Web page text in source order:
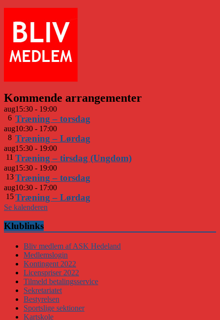
Kommende arrangementer
aug
6
15:30 - 19:00
Træning – torsdag
aug
8
10:30 - 17:00
Træning – Lørdag
aug
11
15:30 - 19:00
Træning – tirsdag (Ungdom)
aug
13
15:30 - 19:00
Træning – torsdag
aug
15
10:30 - 17:00
Træning – Lørdag
Se kalenderen
Klublinks
Bliv medlem af ASK Hedeland
Medlemslogin
Kontingent 2022
Licenspriser 2022
Tilmeld betalingsservice
Sekretariatet
Bestyrelsen
Sportslige sektioner
Kartskole